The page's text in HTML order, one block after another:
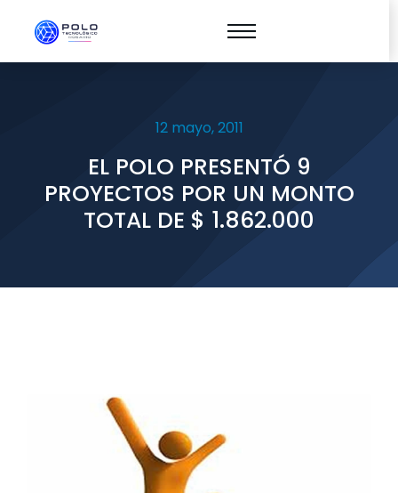
12 mayo, 2011
EL POLO PRESENTÓ 9
PROYECTOS POR UN MONTO
TOTAL DE $ 1.862.000